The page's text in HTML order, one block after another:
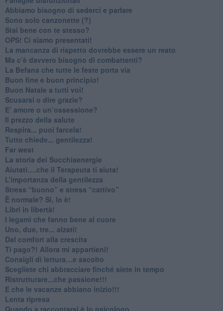
​Abbiamo bisogno di sederci e parlare
Sono solo canzonette (?)
​Stai bene con te stesso?
​OPS! Ci siamo presentati!
​La mancanza di rispetto dovrebbe essere un reato
​Ma c’è davvero bisogno di combattenti?
​La Befana che tutte le feste porta via
Buon fine e buon principio!
​Buon Natale a tutti voi!
​Scusarsi o dire grazie?
​E’ amore o un’ossessione?
​Il prezzo della salute
​Respira... puoi farcela!
​Tutto chiede... gentilezza!
​Far west
​La storia dei Succhiaenergie
​Aiutati….che il Terapeuta ti aiuta!
​L’importanza della gentilezza
​Stress “buono” e stress “cattivo”
​È normale? Sì, lo è!
​Libri in libertà!
​I legami che fanno bene al cuore
Uno, due, tre... alzati!​
​Dal comfort alla crescita
​Ti pago?! Allora mi appartieni!​
​Consigli di lettura…e ascolto
​Scegliete chi abbracciare finché siete in tempo
​Ristrutturare...che passione!!!
​E che le vacanze abbiano inizio!!!
​Lenta ripresa
​Quando a raccontarsi è lo psicologo